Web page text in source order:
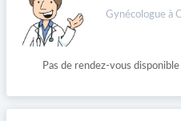
Gynécologue à
Pas de rendez-vous